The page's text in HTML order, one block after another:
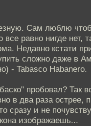
Сам люблю чтоб
все равно нигде нет,
Недавно кстати
сложно даже в
- Tabasco Habanero.
пробовал? Так
в два раза острее,
сразу и не
изображаешь...